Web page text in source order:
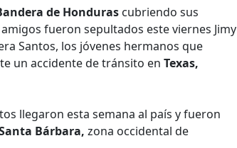
de Honduras cubriendo sus
fueron sepultados este viernes Jimy
Santos, los jóvenes hermanos que
un accidente de tránsito en Texas,
llegaron esta semana al país y fueron
Bárbara, zona occidental de